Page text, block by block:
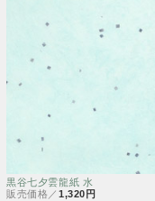
黒谷七夕雲龍紙 水
販売価格／1,320円